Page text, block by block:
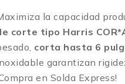
la capacidad
corte tipo Harris
corta hasta 6
garantizan
en Solda Express!